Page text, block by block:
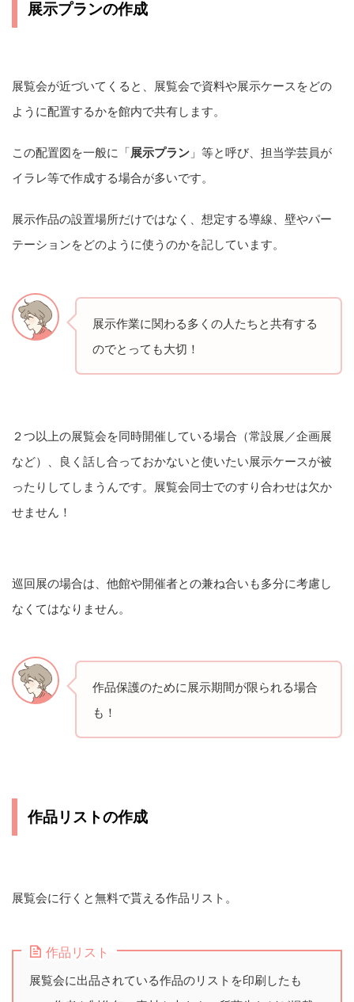
展示プランの作成
展覧会が近づいてくると、展覧会で資料や展示ケースをどの
ように配置するかを館内で共有します。
この配置図を一般に「展示プラン 」等と呼び、担当学芸員が
イラレ等で作成する場合が多いです。
展示作品の設置場所だけではなく、想定する導線、壁やパー
テーションをどのように使うのかを記しています。
展示作業に関わる多くの人たちと共有する
のでとっても大切！
２つ以上の展覧会を同時開催している場合（常設展／企画展
など）、良く話し合っておかないと使いたい展示ケースが被
ったりしてしまうんです。展覧会同士でのすり合わせは欠か
せません！
巡回展の場合は、他館や開催者との兼ね合いも多分に考慮し
なくてはなりません。
作品保護のために展示期間が限られる場合
も！
作品リストの作成
展覧会に行くと無料で貰える作品リスト。
作品リスト
展覧会に出品されている作品のリストを印刷したも